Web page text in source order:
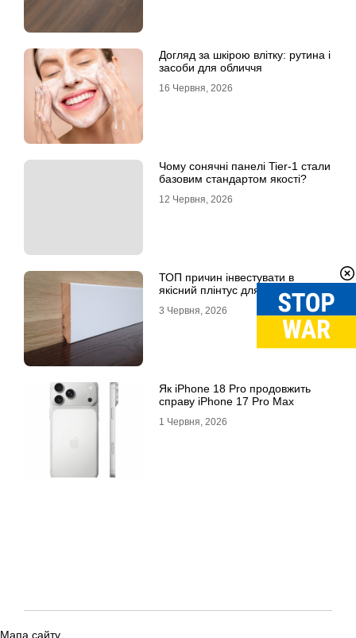
Догляд за шкірою влітку: рутина і
засоби для обличчя
16 Червня, 2026
Чому сонячні панелі Tier-1 стали
базовим стандартом якості?
12 Червня, 2026
ТОП причин інвестувати в
якісний плінтус для підлоги
3 Червня, 2026
Як iPhone 18 Pro продовжить
справу iPhone 17 Pro Max
1 Червня, 2026
Мапа сайту